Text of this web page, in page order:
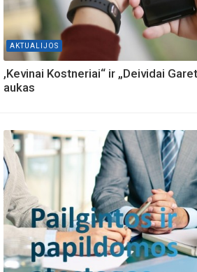
AKTUALIJOS
,Kevinai Kostneriai“ ir „Deividai
aukas